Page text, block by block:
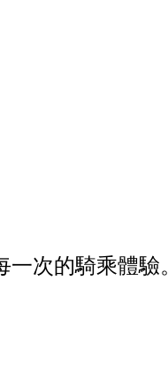
次的騎乘體驗。